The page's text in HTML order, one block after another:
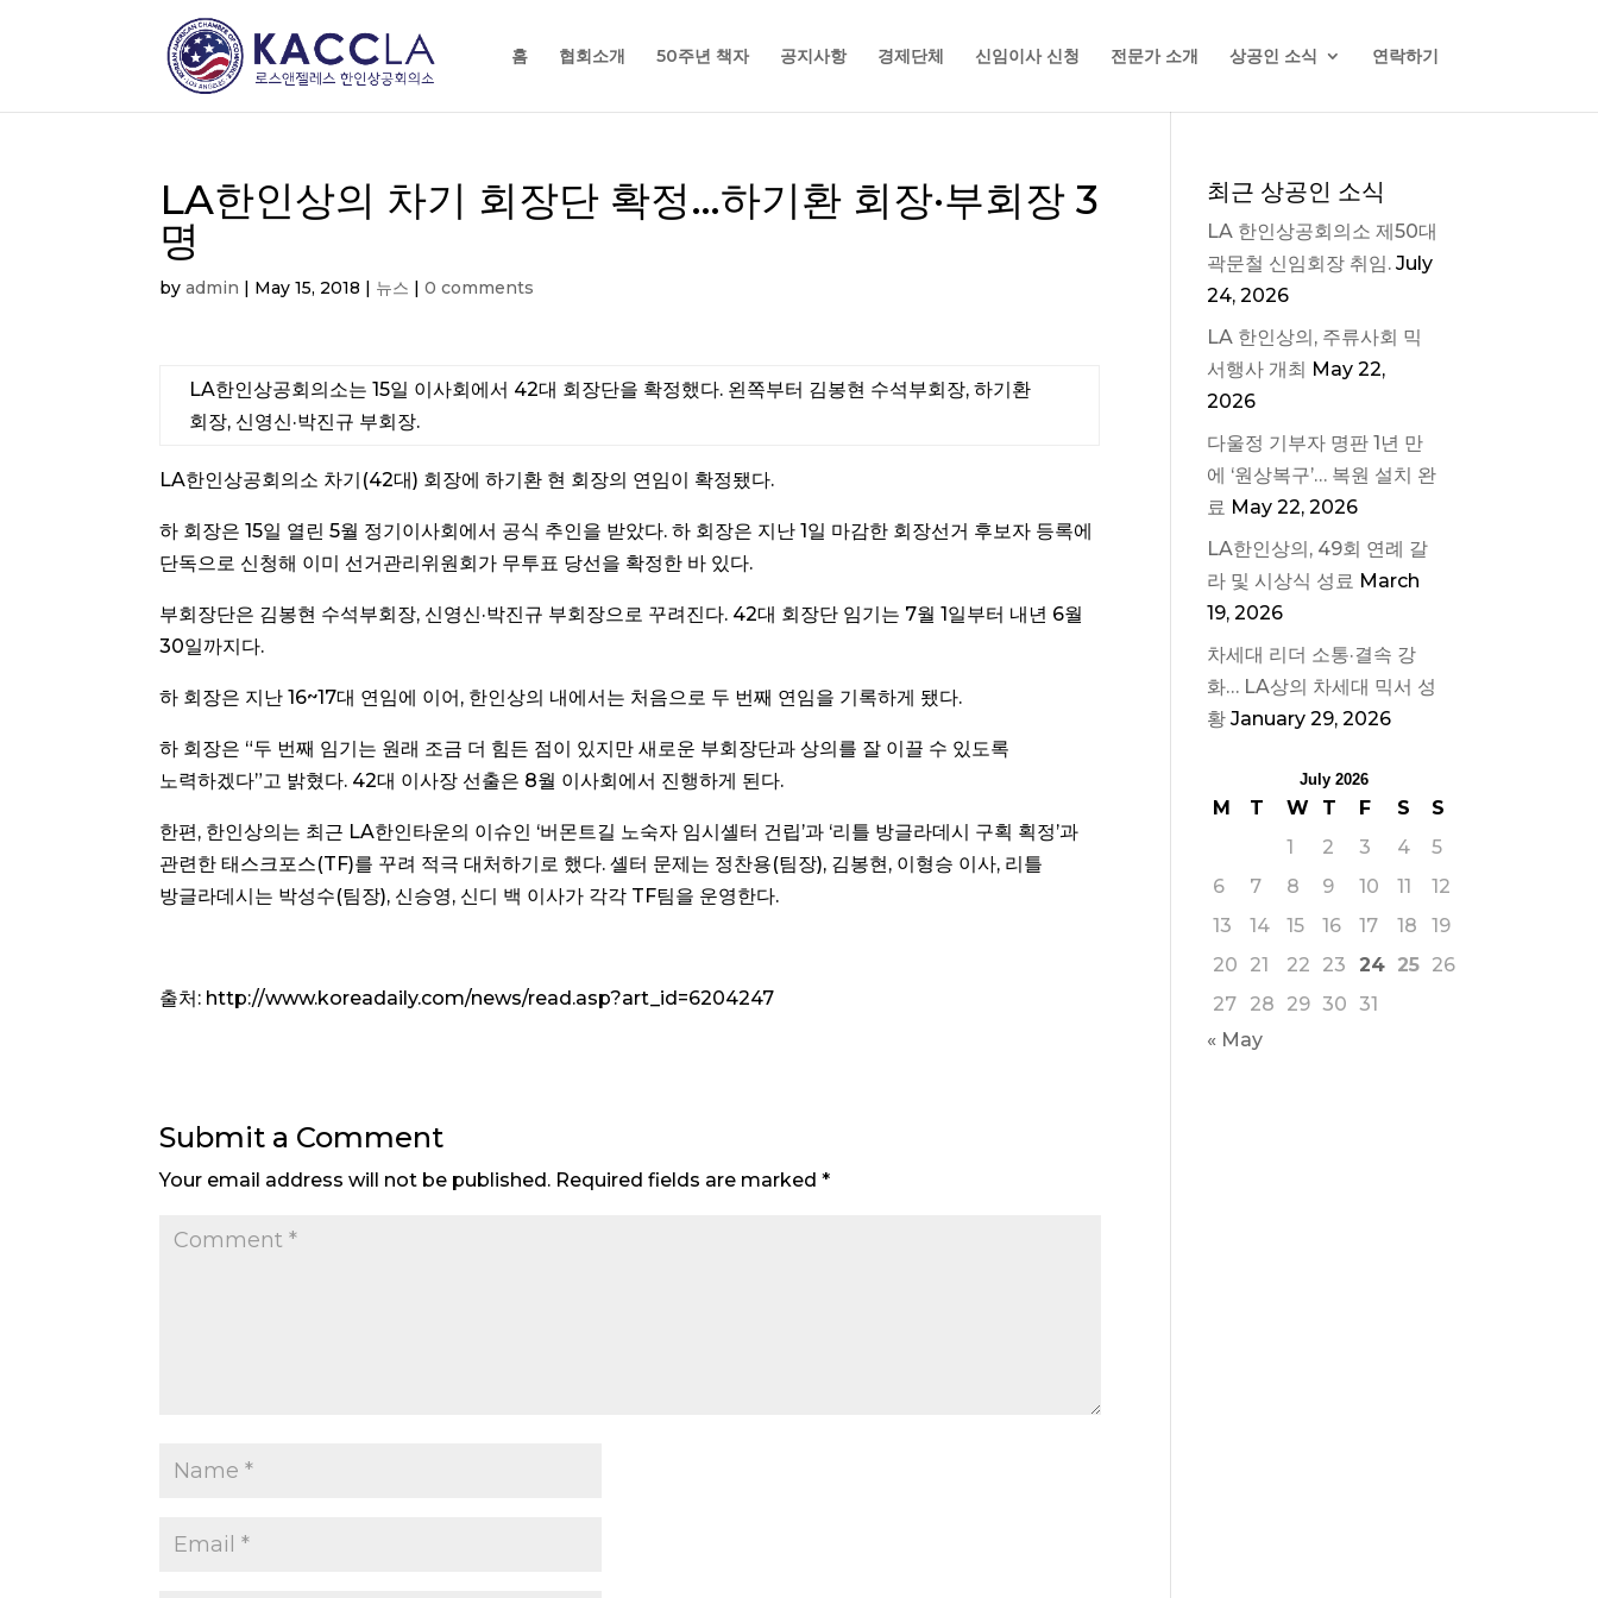
홈 협회소개 50주년 책자 공지사항 경제단체 신임이사 신청 전문가 소개 상공인 소식 연락하기
LA한인상의 차기 회장단 확정…하기환 회장·부회장 3
명
byadmin | May 15, 2018 | 뉴스 |0 comments
LA한인상공회의소는 15일 이사회에서 42대 회장단을 확정했다. 왼쪽부터 김봉현 수석부회장, 하기환
회장, 신영신·박진규 부회장.
LA한인상공회의소 차기(42대) 회장에 하기환 현 회장의 연임이 확정됐다.
하 회장은 15일 열린 5월 정기이사회에서 공식 추인을 받았다. 하 회장은 지난 1일 마감한 회장선거 후보자 등록에
단독으로 신청해 이미 선거관리위원회가 무투표 당선을 확정한 바 있다.
부회장단은 김봉현 수석부회장, 신영신·박진규 부회장으로 꾸려진다. 42대 회장단 임기는 7월 1일부터 내년 6월
30일까지다.
하 회장은 지난 16~17대 연임에 이어, 한인상의 내에서는 처음으로 두 번째 연임을 기록하게 됐다.
하 회장은 “두 번째 임기는 원래 조금 더 힘든 점이 있지만 새로운 부회장단과 상의를 잘 이끌 수 있도록
노력하겠다”고 밝혔다. 42대 이사장 선출은 8월 이사회에서 진행하게 된다.
한편, 한인상의는 최근 LA한인타운의 이슈인 ‘버몬트길 노숙자 임시셸터 건립’과 ‘리틀 방글라데시 구획 획정’과
관련한 태스크포스(TF)를 꾸려 적극 대처하기로 했다. 셸터 문제는 정찬용(팀장), 김봉현, 이형승 이사, 리틀
방글라데시는 박성수(팀장), 신승영, 신디 백 이사가 각각 TF팀을 운영한다.
출처: http://www.koreadaily.com/news/read.asp?art_id=6204247
Submit a Comment
Your email address will not be published. Required fields are marked*
최근 상공인 소식
LA 한인상공회의소 제50대
곽문철 신임회장 취임. July
24, 2026
LA 한인상의, 주류사회 믹
서행사 개최 May 22,
2026
다울정 기부자 명판 1년 만
에 ‘원상복구’… 복원 설치 완
료 May 22, 2026
LA한인상의, 49회 연례 갈
라 및 시상식 성료 March
19, 2026
차세대 리더 소통·결속 강
화… LA상의 차세대 믹서 성
황 January 29, 2026
July 2026
M T W T F S
S
1
2 3 4
5
6
7 8 9 10 11
12
13
14 15 16 17 18
19
20
21 22 23 24 25 26
27
28 29 30 31
« May